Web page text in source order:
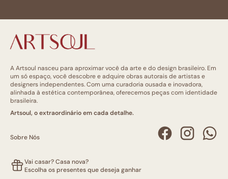
A Artsoul nasceu para aproximar você da arte e do design brasileiro. Em
um só espaço, você descobre e adquire obras autorais de artistas e
designers independentes. Com uma curadoria ousada e inovadora,
alinhada à estética contemporânea, oferecemos peças com identidade
brasileira.
Artsoul, o extraordinário em cada detalhe.
Sobre Nós
Vai casar? Casa nova?
Escolha os presentes que deseja ganhar